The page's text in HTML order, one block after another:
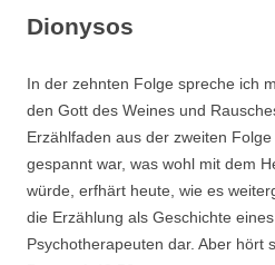
Dionysos
In der zehnten Folge spreche ich
den Gott des Weines und
Erzählfaden aus der zweiten
gespannt war, was wohl mit dem
würde, erfhärt heute, wie es
die Erzählung als Geschichte
Psychotherapeuten dar. Aber hört